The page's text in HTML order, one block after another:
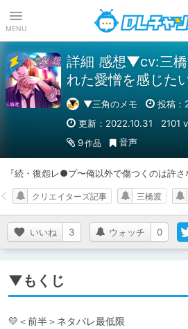
MENU
詳細 感想▼cv:三橋
れた愛憎を感じた
▼三角のメモ
投稿：
更新：2022.10.31
2101
9作品 音声
『続・復怨レ●プ〜俺以外で傷つくのは許さ
いいね 3 ウォッチ 0
クリエイターズ記事 三橋渡
▼もくじ
💛＜前半＞ネタバレ最低限